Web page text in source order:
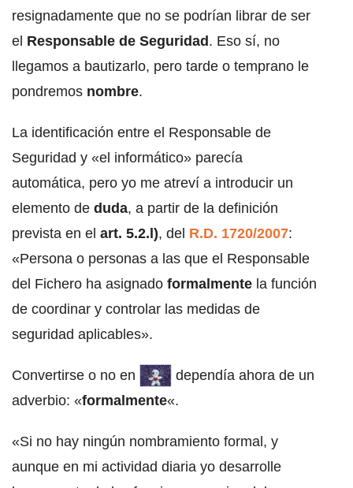
resignadamente que no se podrían librar de ser
el Responsable de Seguridad. Eso sí, no
llegamos a bautizarlo, pero tarde o temprano le
pondremos nombre.
La identificación entre el Responsable de
Seguridad y «el informático» parecía
automática, pero yo me atreví a introducir un
elemento de duda, a partir de la definición
prevista en el art. 5.2.l), del R.D. 1720/2007:
«Persona o personas a las que el Responsable
del Fichero ha asignado formalmente la función
de coordinar y controlar las medidas de
seguridad aplicables».
Convertirse o no en
dependía ahora de un
adverbio: «formalmente«.
«Si no hay ningún nombramiento formal, y
aunque en mi actividad diaria yo desarrolle